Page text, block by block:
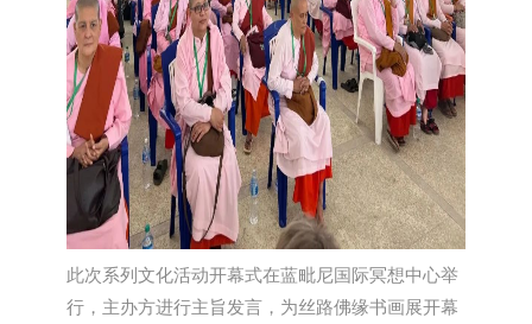
此次系列文化活动开幕式在蓝毗尼国际冥想中心举
行，主办方进行主旨发言，为丝路佛缘书画展开幕